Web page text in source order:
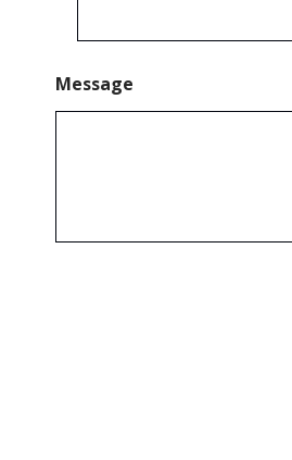
Message